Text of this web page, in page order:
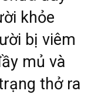
khỏe
bị viêm
mủ và
thở ra